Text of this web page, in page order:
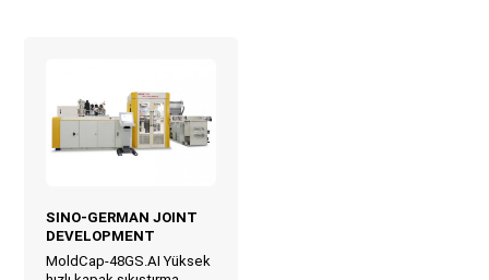
SINO-GERMAN JOINT
DEVELOPMENT
MoldCap-48GS.AI Yüksek